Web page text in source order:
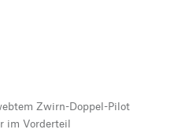
Zwirn-Doppel-Pilot
im Vorderteil